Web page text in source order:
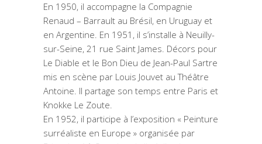
En 1950, il accompagne la Compagnie
Renaud – Barrault au Brésil, en Uruguay et
en Argentine. En 1951, il s’installe à Neuilly-
sur-Seine, 21 rue Saint James. Décors pour
Le Diable et le Bon Dieu de Jean-Paul Sartre
mis en scène par Louis Jouvet au Théâtre
Antoine. Il partage son temps entre Paris et
Knokke Le Zoute.
En 1952, il participe à l’exposition « Peinture
surréaliste en Europe » organisée par